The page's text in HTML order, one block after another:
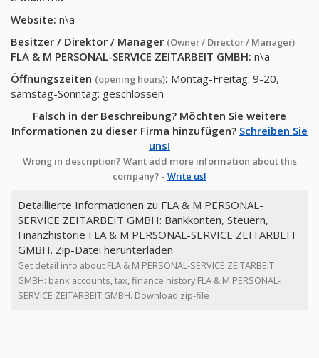
Website: n\a
Besitzer / Direktor / Manager (Owner / Director / Manager)
FLA & M PERSONAL-SERVICE ZEITARBEIT GMBH: n\a
Öffnungszeiten (opening hours): Montag-Freitag: 9-20,
samstag-Sonntag: geschlossen
Falsch in der Beschreibung? Möchten Sie weitere
Informationen zu dieser Firma hinzufügen? Schreiben Sie
uns!
Wrong in description? Want add more information about this
company? - Write us!
Detaillierte Informationen zu FLA & M PERSONAL-
SERVICE ZEITARBEIT GMBH: Bankkonten, Steuern,
Finanzhistorie FLA & M PERSONAL-SERVICE ZEITARBEIT
GMBH. Zip-Datei herunterladen
Get detail info about FLA & M PERSONAL-SERVICE ZEITARBEIT
GMBH: bank accounts, tax, finance history FLA & M PERSONAL-
SERVICE ZEITARBEIT GMBH. Download zip-file